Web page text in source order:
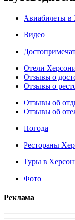
Авиабилеты в
Видео
Отели
Отзывы о
Отзывы о
Отзывы об
Отзывы об
Погода
Рестораны
Туры в
Фото
Реклама